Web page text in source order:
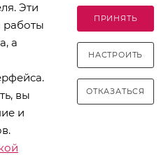
торговля посудой и
Адрес: 220012, г. Минск, ул.
телефон 8-017-378-60-00
в Clickmedia
Эти
а
вы
и
ПРИНЯТЬ
НАСТРОИТЬ
ОТКАЗАТЬСЯ